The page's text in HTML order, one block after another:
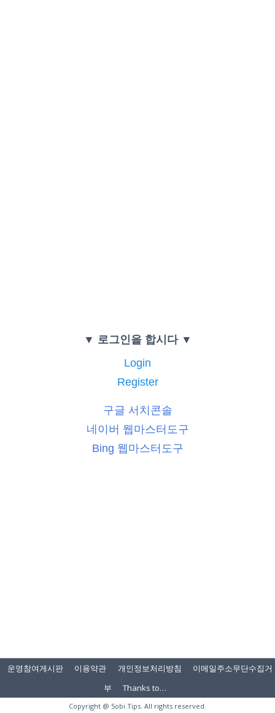
▼ 로그인을 합시다 ▼
Login
Register
구글 서치콘솔
네이버 웹마스터도구
Bing 웹마스터도구
운영참여게시판 이용약관 개인정보처리방침
이메일주소무단수집거
부
Thanks to…
Copyright @ Sobi.Tips . All rights reserved.